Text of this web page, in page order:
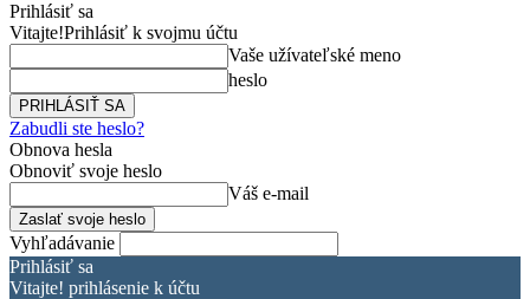
Prihlásiť sa
Vitajte!Prihlásiť k svojmu účtu
Vaše užívateľské meno
heslo
Zabudli ste heslo?
Obnova hesla
Obnoviť svoje heslo
Váš e-mail
Vyhľadávanie
Prihlásiť sa
Vitajte! prihlásenie k účtu